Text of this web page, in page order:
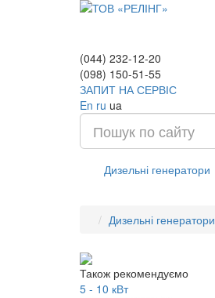
(044) 232-12-20
(098) 150-51-55
ЗАПИТ НА СЕРВІС
En ru ua
Дизельні генератори
Дизельні генератори
Також рекомендуємо
5 - 10 кВт